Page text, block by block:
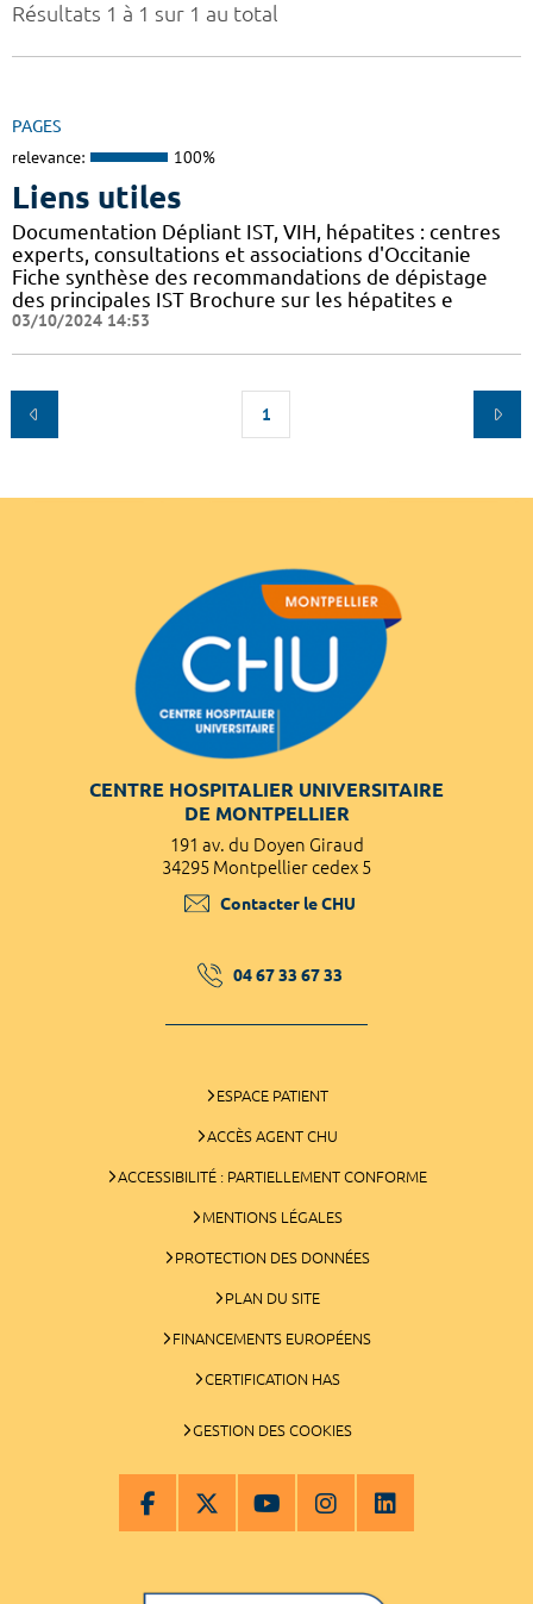
Résultats 1 à 1 sur 1 au total
PAGES
relevance: 100%
Liens utiles
Documentation Dépliant IST, VIH, hépatites : centres
experts, consultations et associations d'Occitanie
Fiche synthèse des recommandations de dépistage
des principales IST Brochure sur les hépatites e
03/10/2024 14:53
1
CENTRE HOSPITALIER UNIVERSITAIRE
DE MONTPELLIER
191 av. du Doyen Giraud
34295 Montpellier cedex 5
Contacter le CHU
04 67 33 67 33
ESPACE PATIENT
ACCÈS AGENT CHU
ACCESSIBILITÉ : PARTIELLEMENT CONFORME
MENTIONS LÉGALES
PROTECTION DES DONNÉES
PLAN DU SITE
FINANCEMENTS EUROPÉENS
CERTIFICATION HAS
GESTION DES COOKIES